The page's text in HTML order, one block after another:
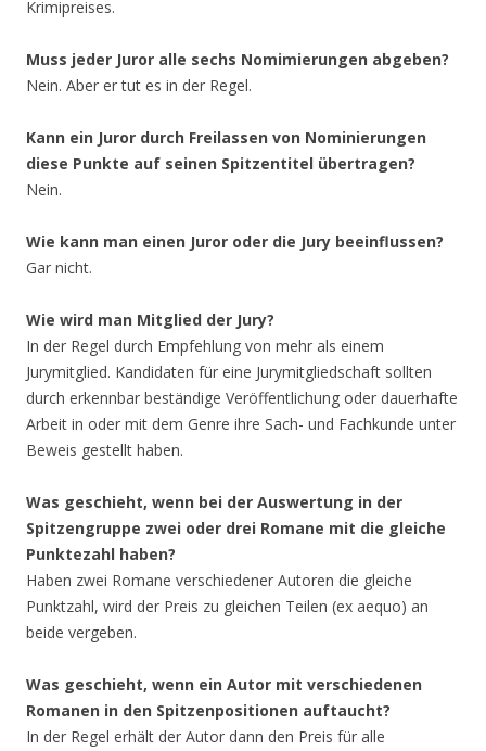
Krimipreises.
Muss jeder Juror alle sechs Nomimierungen abgeben?
Nein. Aber er tut es in der Regel.
Kann ein Juror durch Freilassen von Nominierungen
diese Punkte auf seinen Spitzentitel übertragen?
Nein.
Wie kann man einen Juror oder die Jury beeinflussen?
Gar nicht.
Wie wird man Mitglied der Jury?
In der Regel durch Empfehlung von mehr als einem
Jurymitglied. Kandidaten für eine Jurymitgliedschaft sollten
durch erkennbar beständige Veröffentlichung oder dauerhafte
Arbeit in oder mit dem Genre ihre Sach- und Fachkunde unter
Beweis gestellt haben.
Was geschieht, wenn bei der Auswertung in der
Spitzengruppe zwei oder drei Romane mit die gleiche
Punktezahl haben?
Haben zwei Romane verschiedener Autoren die gleiche
Punktzahl, wird der Preis zu gleichen Teilen (ex aequo) an
beide vergeben.
Was geschieht, wenn ein Autor mit verschiedenen
Romanen in den Spitzenpositionen auftaucht?
In der Regel erhält der Autor dann den Preis für alle